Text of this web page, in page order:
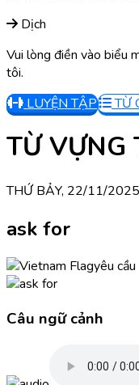
Dịch
Vui lòng điền vào biểu
tôi.
LUYỆN TẬP
TỪ
TỪ VỰNG
THỨ BẢY, 22/11/2025
ask for
yêu cầu
Câu ngữ cảnh